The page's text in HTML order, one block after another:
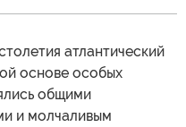
атлантический
основе особых
общими
и молчаливым